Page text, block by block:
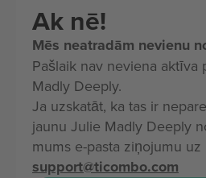
Ak nē!
Mēs neatradām nevienu
Pašlaik nav neviena aktīva
Madly Deeply.
Ja uzskatāt, ka tas ir
jaunu Julie Madly Deeply
mums e-pasta ziņojumu uz
support@ticombo.com